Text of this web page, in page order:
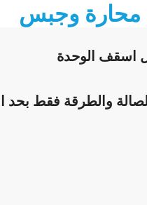
محارة وجبس
اسقف الوحدة